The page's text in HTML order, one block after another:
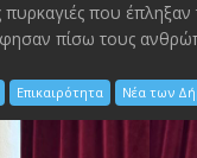
πυρκαγιές που έπληξαν
πίσω τους
Επικαιρότητα Νέα των